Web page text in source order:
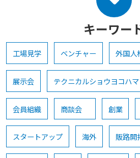
キーワー
工場見学 ベンチャー 外国人
展示会 テクニカルショウヨコハマ
会員組織 商談会 創業
スタートアップ 海外 販路開